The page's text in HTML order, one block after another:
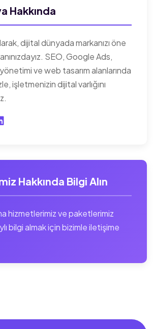
Hakkında
dijital dünyada markanızı öne
SEO, Google Ads,
ve web tasarım alanlarında
işletmenizin dijital varlığını
Hakkında Bilgi Alın
hizmetlerimiz ve paketlerimiz
bilgi almak için bizimle iletişime